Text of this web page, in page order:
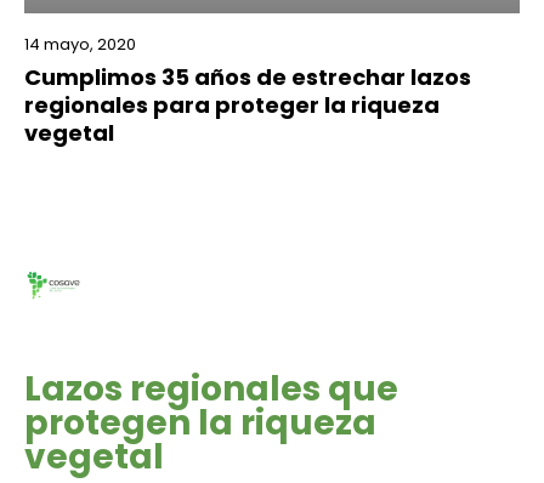
14 mayo, 2020
Cumplimos 35 años de estrechar lazos
regionales para proteger la riqueza
vegetal
Lazos regionales que
protegen la riqueza
vegetal